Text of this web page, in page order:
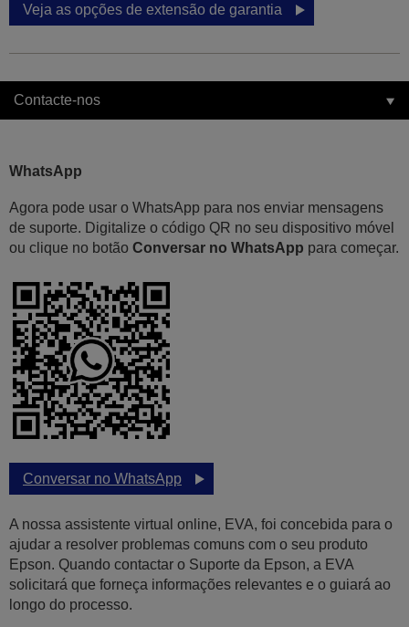
Veja as opções de extensão de garantia
Contacte-nos
WhatsApp
Agora pode usar o WhatsApp para nos enviar mensagens
de suporte. Digitalize o código QR no seu dispositivo móvel
ou clique no botão Conversar no WhatsApp para começar.
Conversar no WhatsApp
A nossa assistente virtual online, EVA, foi concebida para o
ajudar a resolver problemas comuns com o seu produto
Epson. Quando contactar o Suporte da Epson, a EVA
solicitará que forneça informações relevantes e o guiará ao
longo do processo.